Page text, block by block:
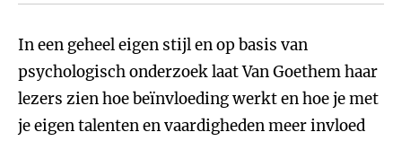
In een geheel eigen stijl en op basis van
psychologisch onderzoek laat Van Goethem haar
lezers zien hoe beïnvloeding werkt en hoe je met
je eigen talenten en vaardigheden meer invloed